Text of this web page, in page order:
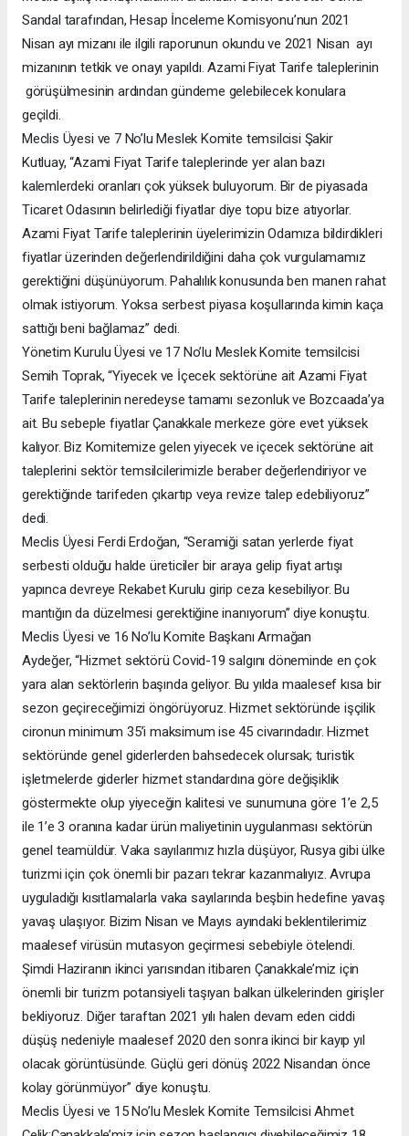
Sandal tarafından, Hesap İnceleme Komisyonu’nun 2021
Nisan ayı mizanı ile ilgili raporunun okundu ve 2021 Nisan ayı
mizanının tetkik ve onayı yapıldı. Azami Fiyat Tarife taleplerinin
görüşülmesinin ardından gündeme gelebilecek konulara
geçildi.
Meclis Üyesi ve 7 No’lu Meslek Komite temsilcisi Şakir
Kutluay, “Azami Fiyat Tarife taleplerinde yer alan bazı
kalemlerdeki oranları çok yüksek buluyorum. Bir de piyasada
Ticaret Odasının belirlediği fiyatlar diye topu bize atıyorlar.
Azami Fiyat Tarife taleplerinin üyelerimizin Odamıza bildirdikleri
fiyatlar üzerinden değerlendirildiğini daha çok vurgulamamız
gerektiğini düşünüyorum. Pahalılık konusunda ben manen rahat
olmak istiyorum. Yoksa serbest piyasa koşullarında kimin kaça
sattığı beni bağlamaz” dedi.
Yönetim Kurulu Üyesi ve 17 No’lu Meslek Komite temsilcisi
Semih Toprak, “Yiyecek ve İçecek sektörüne ait Azami Fiyat
Tarife taleplerinin neredeyse tamamı sezonluk ve Bozcaada’ya
ait. Bu sebeple fiyatlar Çanakkale merkeze göre evet yüksek
kalıyor. Biz Komitemize gelen yiyecek ve içecek sektörüne ait
taleplerini sektör temsilcilerimizle beraber değerlendiriyor ve
gerektiğinde tarifeden çıkartıp veya revize talep edebiliyoruz”
dedi.
Meclis Üyesi Ferdi Erdoğan, “Seramiği satan yerlerde fiyat
serbesti olduğu halde üreticiler bir araya gelip fiyat artışı
yapınca devreye Rekabet Kurulu girip ceza kesebiliyor. Bu
mantığın da düzelmesi gerektiğine inanıyorum” diye konuştu.
Meclis Üyesi ve 16 No’lu Komite Başkanı Armağan
Aydeğer, “Hizmet sektörü Covid-19 salgını döneminde en çok
yara alan sektörlerin başında geliyor. Bu yılda maalesef kısa bir
sezon geçireceğimizi öngörüyoruz. Hizmet sektöründe işçilik
cironun minimum 35’i maksimum ise 45 civarındadır. Hizmet
sektöründe genel giderlerden bahsedecek olursak; turistik
işletmelerde giderler hizmet standardına göre değişiklik
göstermekte olup yiyeceğin kalitesi ve sunumuna göre 1’e 2,5
ile 1’e 3 oranına kadar ürün maliyetinin uygulanması sektörün
genel teamüldür. Vaka sayılarımız hızla düşüyor, Rusya gibi ülke
turizmi için çok önemli bir pazarı tekrar kazanmalıyız. Avrupa
uyguladığı kısıtlamalarla vaka sayılarında beşbin hedefine yavaş
yavaş ulaşıyor. Bizim Nisan ve Mayıs ayındaki beklentilerimiz
maalesef virüsün mutasyon geçirmesi sebebiyle ötelendi.
Şimdi Haziranın ikinci yarısından itibaren Çanakkale’miz için
önemli bir turizm potansiyeli taşıyan balkan ülkelerinden girişler
bekliyoruz. Diğer taraftan 2021 yılı halen devam eden ciddi
düşüş nedeniyle maalesef 2020 den sonra ikinci bir kayıp yıl
olacak görüntüsünde. Güçlü geri dönüş 2022 Nisandan önce
kolay görünmüyor” diye konuştu.
Meclis Üyesi ve 15 No’lu Meslek Komite Temsilcisi Ahmet